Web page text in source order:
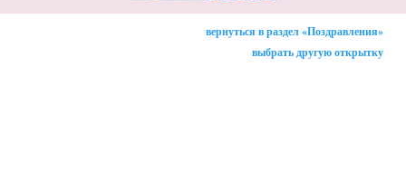
вернуться в раздел «Поздравления»
выбрать другую открытку